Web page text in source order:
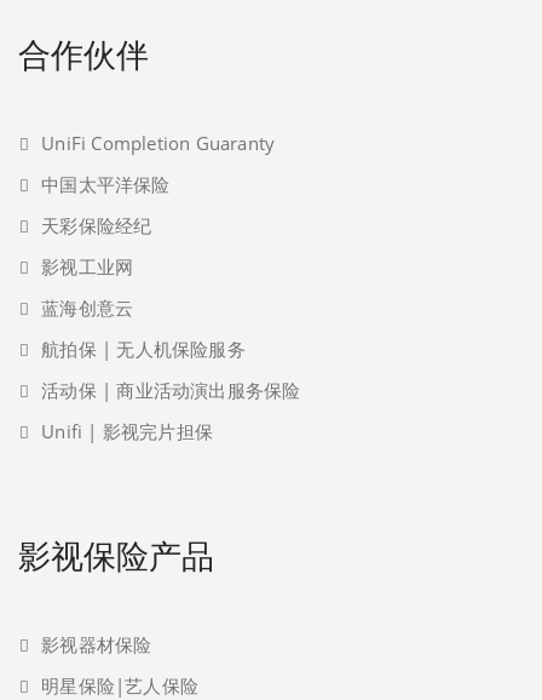
合作伙伴
UniFi Completion Guaranty
中国太平洋保险
天彩保险经纪
影视工业网
蓝海创意云
航拍保 | 无人机保险服务
活动保 | 商业活动演出服务保险
Unifi | 影视完片担保
影视保险产品
影视器材保险
明星保险|艺人保险